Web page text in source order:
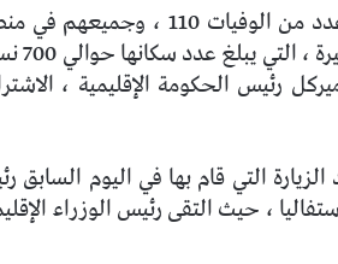
سافرت المستشارة إلى أرض راينلاند بالاتينات ، وهو ما يعادل أكبر عدد من الوفيات
توجد بلدة شولد
رئيس الحكومة الإقليمية ،
التي قام بها في اليوم السابق
، حيث التقى رئيس الوزراء